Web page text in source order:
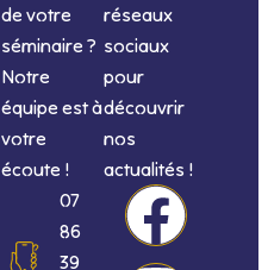
de votre
séminaire ?
Notre
équipe est à
votre
écoute !
07
86
39
réseaux
sociaux
pour
découvrir
nos
actualités !
F
I
L
Y